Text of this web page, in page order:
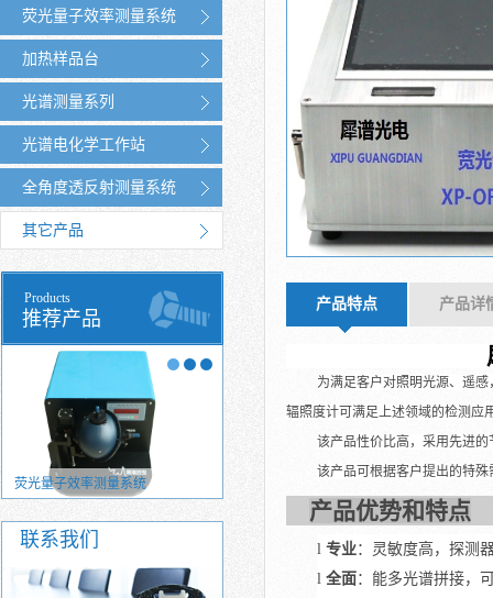
荧光量子效率测量系统
加热样品台
光谱测量系列
光谱电化学工作站
全角度透反射测量系统
其它产品
推荐产品
Products
电致发光效率测量系统（EQE）
联系我们
产品特点 产品详
为满足客户对照明光源、遥
辐照度计可满足上述领域的检测应
该产品性价比高，采用先进
该产品可根据客户提出的特
产品优势和特点
l 专业：灵敏度高，探测
l 全面：能多光谱拼接，